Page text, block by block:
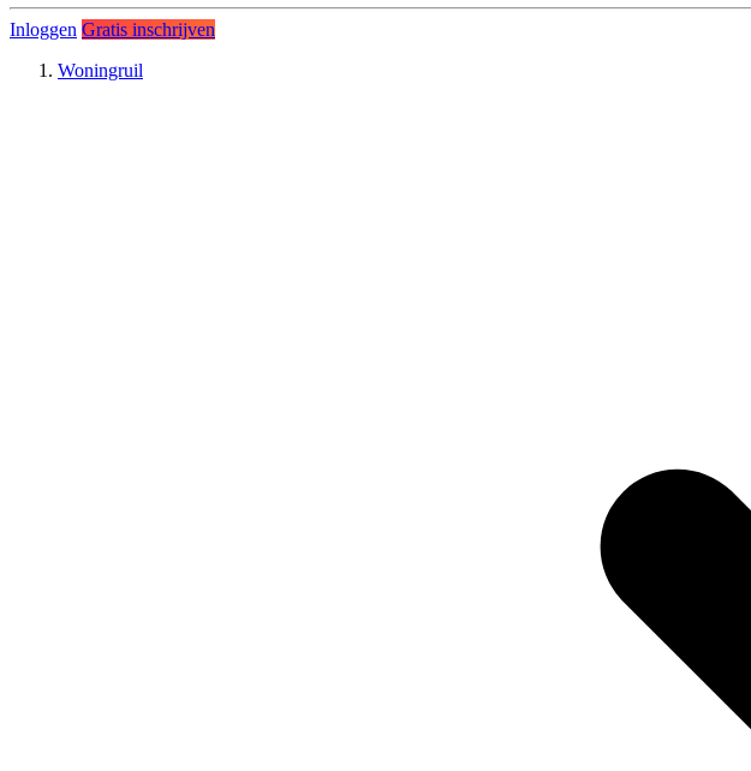
Inloggen Gratis inschrijven
Woningruil